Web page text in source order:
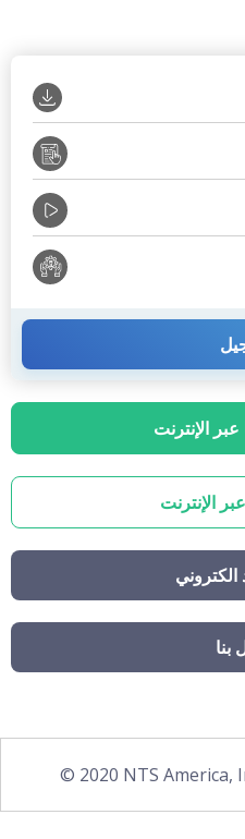
الإنترنت
الإنترنت
بنا
© 2020 NTS America,